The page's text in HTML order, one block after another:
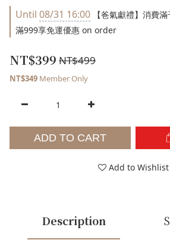
Until 08/31 16:00 【爸氣獻禮】消費
滿999享免運優惠 on order
NT$399 NT$499
NT$349 Member Only
ADD TO CART
Add to Wishlist
Description